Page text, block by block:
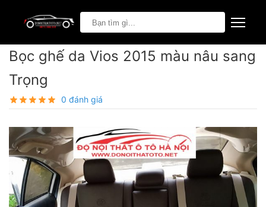
Bọc ghế da Vios 2015 màu nâu sang
Trọng
0 đánh giá